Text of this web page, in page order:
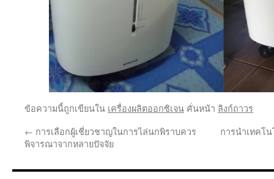
ข้อความนี้ถูกเขียนใน เครื่องผลิตออกซิเจน คั่นหน้า ลิงก์ถาวร
← การเลือกผู้เชี่ยวชาญในการไล่นกพิราบควร
พิจารณาจากหลายปัจจัย
การนำเทคโ